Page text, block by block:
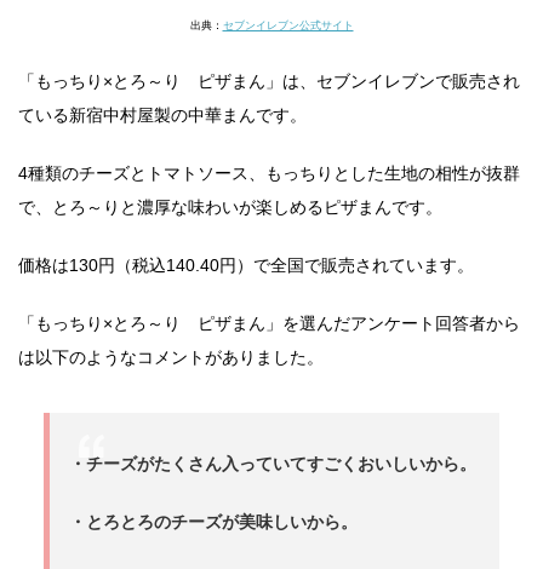
出典： セブンイレブン公式サイト
「もっちり×とろ～り ピザまん」は、セブンイレブンで販売され
ている新宿中村屋製の中華まんです。
4種類のチーズとトマトソース、もっちりとした生地の相性が抜群
で、とろ～りと濃厚な味わいが楽しめるピザまんです。
価格は130円（税込140.40円）で全国で販売されています。
「もっちり×とろ～り ピザまん」を選んだアンケート回答者から
は以下のようなコメントがありました。
・チーズがたくさん入っていてすごくおいしいから。
・とろとろのチーズが美味しいから。